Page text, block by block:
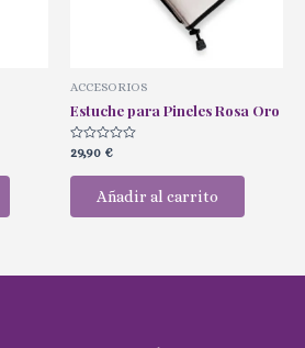
ACCESORIOS
Estuche para Pineles Rosa Oro
Valorado
con
0
29,90 €
Añadir al carrito